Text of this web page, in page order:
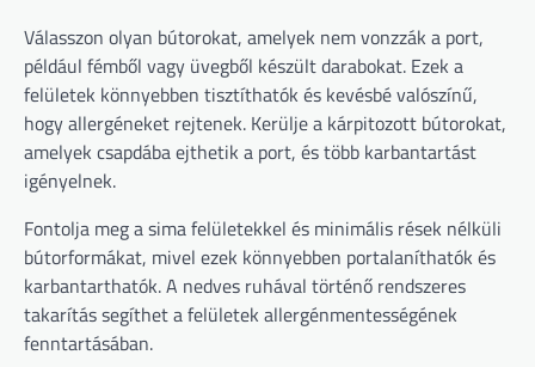
Válasszon olyan bútorokat, amelyek nem vonzzák a port,
például fémből vagy üvegből készült darabokat. Ezek a
felületek könnyebben tisztíthatók és kevésbé valószínű,
hogy allergéneket rejtenek. Kerülje a kárpitozott bútorokat,
amelyek csapdába ejthetik a port, és több karbantartást
igényelnek.
Fontolja meg a sima felületekkel és minimális rések nélküli
bútorformákat, mivel ezek könnyebben portalaníthatók és
karbantarthatók. A nedves ruhával történő rendszeres
takarítás segíthet a felületek allergénmentességének
fenntartásában.